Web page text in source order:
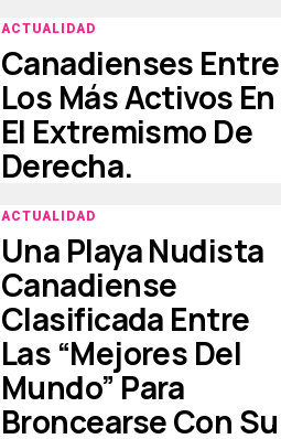
ACTUALIDAD
Canadienses Entre
Los Más Activos En
El Extremismo De
Derecha.
ACTUALIDAD
Una Playa Nudista
Canadiense
Clasificada Entre
Las “mejores Del
Mundo” Para
Broncearse Con Su